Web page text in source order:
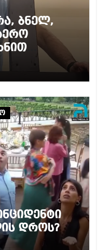
ბნელ,
დროს?